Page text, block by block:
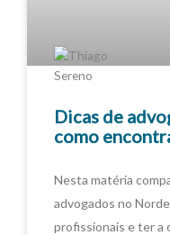
Dicas de
como
Nesta matéria
advogados no
profissionais e ter a